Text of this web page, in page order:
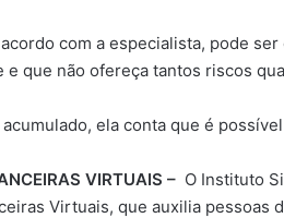
com a especialista, pode
e que não ofereça tantos riscos
ela conta que é
VIRTUAIS – O Instituto
Virtuais, que auxilia pessoas